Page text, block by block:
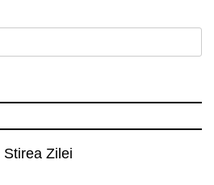
Stirea Zilei